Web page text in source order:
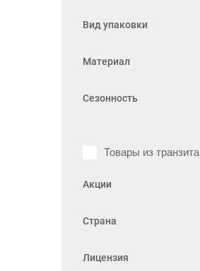
Вид упаковки
Материал
Сезонность
Товары из транзита
Акции
Страна
Лицензия